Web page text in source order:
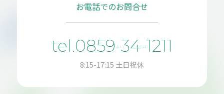
お電話でのお問合せ
tel.0859-34-1211
8:15-17:15 土日祝休